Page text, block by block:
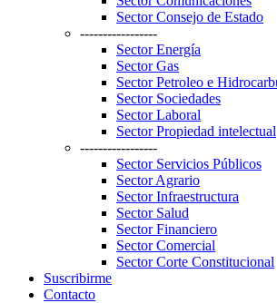
Sector Consejo de Estado
-----------------
Sector Energía
Sector Gas
Sector Petroleo e
Sector Sociedades
Sector Laboral
Sector Propiedad intelectual
-----------------
Sector Servicios Públicos
Sector Agrario
Sector Infraestructura
Sector Salud
Sector Financiero
Sector Comercial
Sector Corte Constitucional
Suscribirme
Contacto